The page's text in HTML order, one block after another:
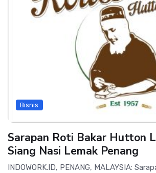
Bisnis
Sarapan Roti Bakar Hutton
Siang Nasi Lemak Penang
INDOWORK.ID, PENANG, MALAYSIA: